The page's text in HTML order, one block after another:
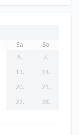
Sa
So
6.
7.
13.
14.
20.
21.
27.
28.